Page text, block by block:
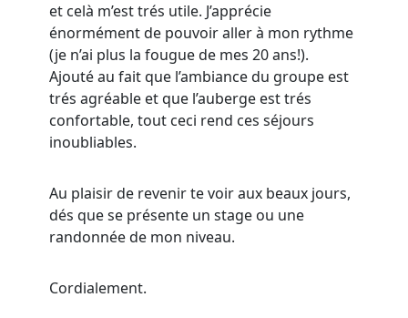
et celà m’est trés utile. J’apprécie
énormément de pouvoir aller à mon rythme
(je n’ai plus la fougue de mes 20 ans!).
Ajouté au fait que l’ambiance du groupe est
trés agréable et que l’auberge est trés
confortable, tout ceci rend ces séjours
inoubliables.
Au plaisir de revenir te voir aux beaux jours,
dés que se présente un stage ou une
randonnée de mon niveau.
Cordialement.